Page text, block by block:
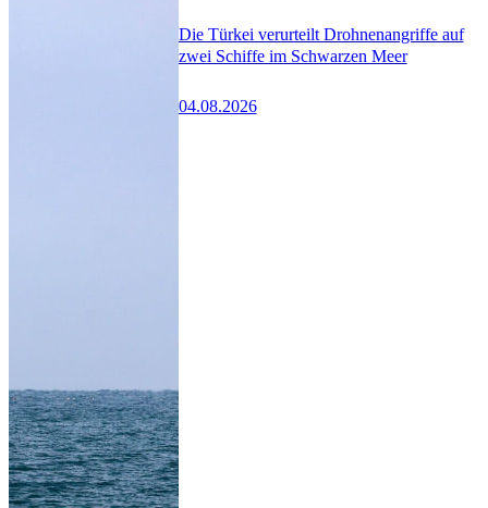
Die Türkei verurteilt Drohnenangriffe auf
zwei Schiffe im Schwarzen Meer
04.08.2026